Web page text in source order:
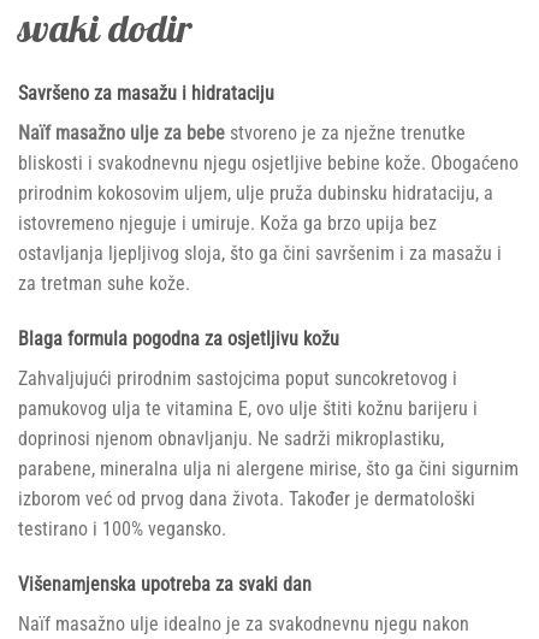
svaki dodir
Savršeno za masažu i hidrataciju
Naïf masažno ulje za bebe stvoreno je za nježne trenutke
bliskosti i svakodnevnu njegu osjetljive bebine kože. Obogaćeno
prirodnim kokosovim uljem, ulje pruža dubinsku hidrataciju, a
istovremeno njeguje i umiruje. Koža ga brzo upija bez
ostavljanja ljepljivog sloja, što ga čini savršenim i za masažu i
za tretman suhe kože.
Blaga formula pogodna za osjetljivu kožu
Zahvaljujući prirodnim sastojcima poput suncokretovog i
pamukovog ulja te vitamina E, ovo ulje štiti kožnu barijeru i
doprinosi njenom obnavljanju. Ne sadrži mikroplastiku,
parabene, mineralna ulja ni alergene mirise, što ga čini sigurnim
izborom već od prvog dana života. Također je dermatološki
testirano i 100% vegansko.
Višenamjenska upotreba za svaki dan
Naïf masažno ulje idealno je za svakodnevnu njegu nakon